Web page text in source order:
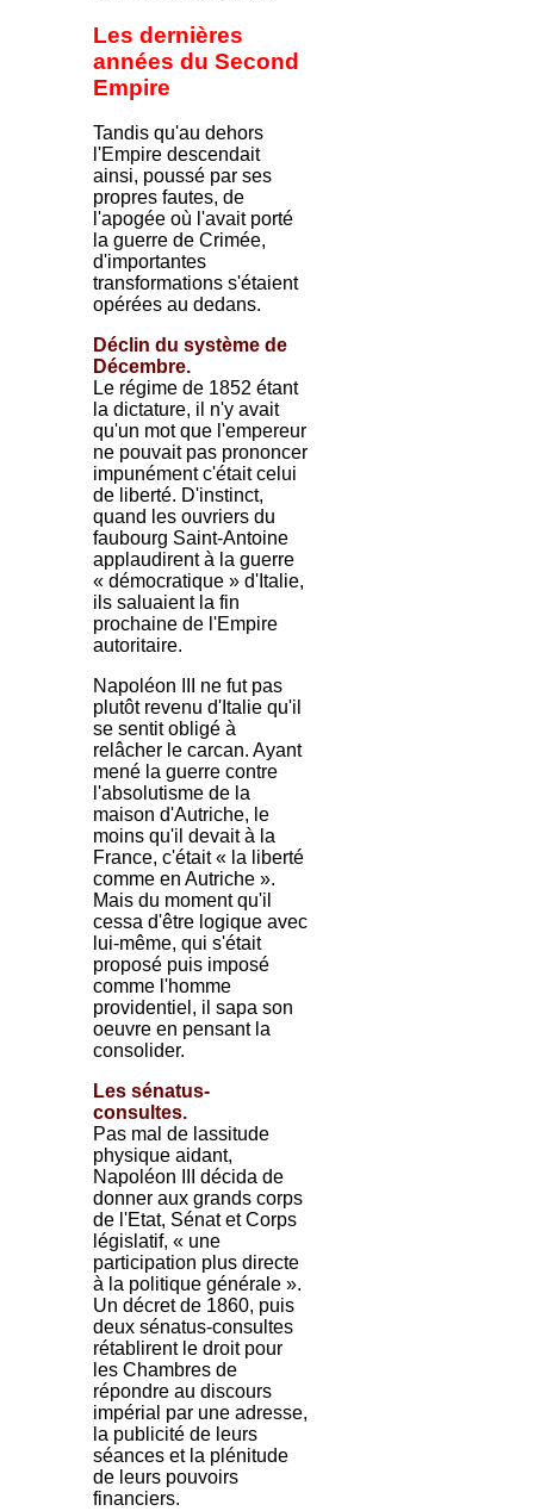
Les dernières
années du Second
Empire
Tandis qu'au dehors
l'Empire descendait
ainsi, poussé par ses
propres fautes, de
l'apogée où l'avait porté
la guerre de Crimée,
d'importantes
transformations s'étaient
opérées au dedans.
Déclin du système de
Décembre.
Le régime de 1852 étant
la dictature, il n'y avait
qu'un mot que l'empereur
ne pouvait pas prononcer
impunément c'était celui
de liberté. D'instinct,
quand les ouvriers du
faubourg Saint-Antoine
applaudirent à la guerre
« démocratique » d'Italie,
ils saluaient la fin
prochaine de l'Empire
autoritaire.
Napoléon III ne fut pas
plutôt revenu d'Italie qu'il
se sentit obligé à
relâcher le carcan. Ayant
mené la guerre contre
l'absolutisme de la
maison d'Autriche, le
moins qu'il devait à la
France, c'était « la liberté
comme en Autriche ».
Mais du moment qu'il
cessa d'être logique avec
lui-même, qui s'était
proposé puis imposé
comme l'homme
providentiel, il sapa son
oeuvre en pensant la
consolider.
Les sénatus-
consultes.
Pas mal de lassitude
physique aidant,
Napoléon III décida de
donner aux grands corps
de l'Etat, Sénat et Corps
législatif, « une
participation plus directe
à la politique générale ».
Un décret de 1860, puis
deux sénatus-consultes
rétablirent le droit pour
les Chambres de
répondre au discours
impérial par une adresse,
la publicité de leurs
séances et la plénitude
de leurs pouvoirs
financiers.